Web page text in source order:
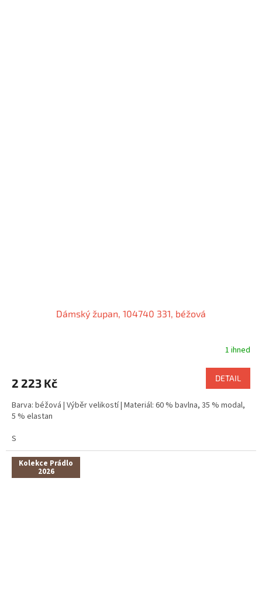
Dámský župan, 104740 331, béžová
1 ihned
2 223 Kč DETAIL
Barva: béžová | Výběr velikostí | Materiál: 60 % bavlna, 35 % modal,
5 % elastan
S
Kolekce Prádlo
2026